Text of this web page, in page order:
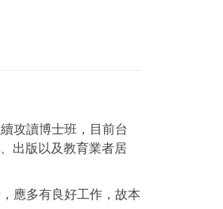
攻讀博士班，目前台
出版以及教育業者居
應多有良好工作，故本